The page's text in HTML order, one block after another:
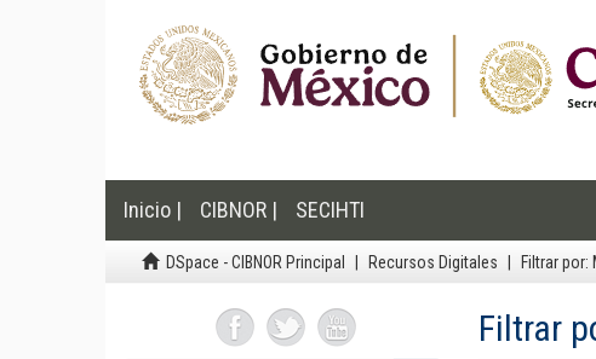
Inicio | CIBNOR | SECIHTI
DSpace - CIBNOR Principal Recursos Digitales Filtrar por:
Filtrar